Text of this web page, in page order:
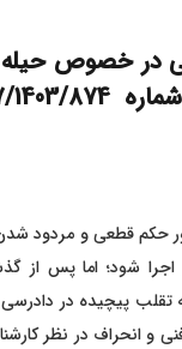
در خصوص
حکم قطعی و مردود
شود؛ اما پس از
تقلب پیچیده در
و انحراف در نظر